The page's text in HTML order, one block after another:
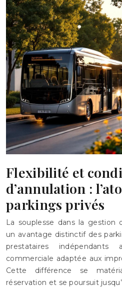
Flexibilité et
d’annulation :
parkings privés
La souplesse dans la gestion
un avantage distinctif des
prestataires
commerciale adaptée aux
Cette différence se
réservation et se poursuit